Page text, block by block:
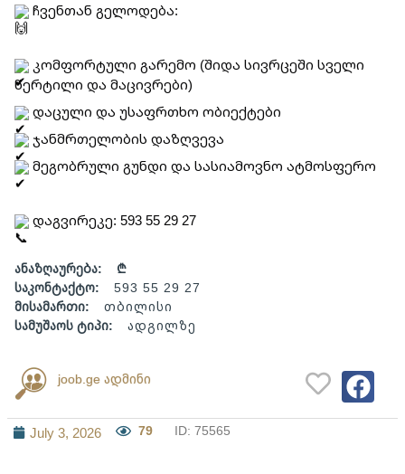
ჩვენთან გელოდება:
კომფორტული გარემო (შიდა სივრცეში სველი
წერტილი და მაცივრები)
დაცული და უსაფრთხო ობიექტები
ჯანმრთელობის დაზღვევა
მეგობრული გუნდი და სასიამოვნო ატმოსფერო
დაგვირეკე: 593 55 29 27
ანაზღაურება:
₾
საკონტაქტო:
593 55 29 27
მისამართი:
თბილისი
სამუშაოს ტიპი:
ადგილზე
joob.ge ადმინი
July 3, 2026 79 ID: 75565